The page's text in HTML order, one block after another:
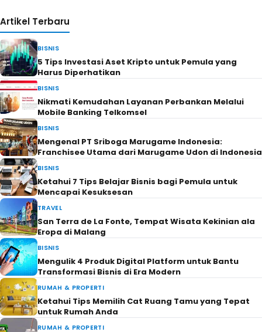
Artikel Terbaru
BISNIS
5 Tips Investasi Aset Kripto untuk Pemula yang
Harus Diperhatikan
BISNIS
Nikmati Kemudahan Layanan Perbankan Melalui
Mobile Banking Telkomsel
BISNIS
Mengenal PT Sriboga Marugame Indonesia:
Franchisee Utama dari Marugame Udon di Indonesia
BISNIS
Ketahui 7 Tips Belajar Bisnis bagi Pemula untuk
Mencapai Kesuksesan
TRAVEL
San Terra de La Fonte, Tempat Wisata Kekinian ala
Eropa di Malang
BISNIS
Mengulik 4 Produk Digital Platform untuk Bantu
Transformasi Bisnis di Era Modern
RUMAH & PROPERTI
Ketahui Tips Memilih Cat Ruang Tamu yang Tepat
untuk Rumah Anda
RUMAH & PROPERTI